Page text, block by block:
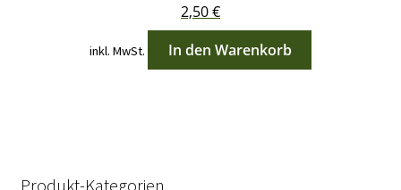
2,50€
inkl. MwSt. In den Warenkorb
Produkt-Kategorien